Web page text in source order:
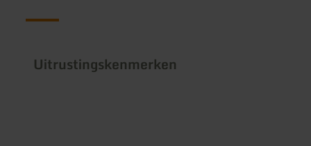
Uitrustingskenmerken